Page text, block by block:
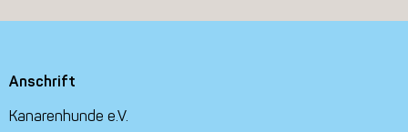
Anschrift
Kanarenhunde e.V.